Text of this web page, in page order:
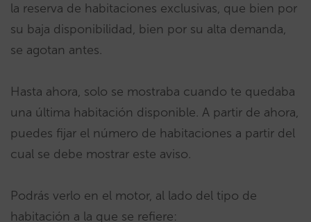
la reserva de habitaciones exclusivas, que bien por
su baja disponibilidad, bien por su alta demanda,
se agotan antes.
Hasta ahora, solo se mostraba cuando te quedaba
una última habitación disponible. A partir de ahora,
puedes fijar el número de habitaciones a partir del
cual se debe mostrar este aviso.
Podrás verlo en el motor, al lado del tipo de
habitación a la que se refiere: